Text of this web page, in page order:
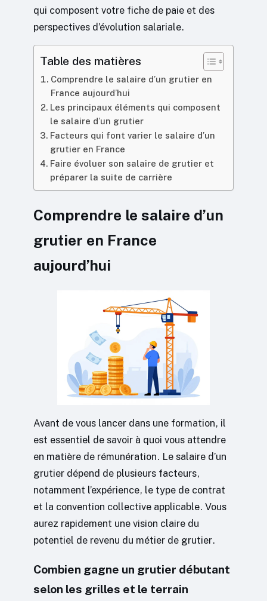
qui composent votre fiche de paie et des
perspectives d’évolution salariale.
Table des matières
Comprendre le salaire d’un grutier en
France aujourd’hui
Les principaux éléments qui composent
le salaire d’un grutier
Facteurs qui font varier le salaire d’un
grutier en France
Faire évoluer son salaire de grutier et
préparer la suite de carrière
Comprendre le salaire d’un
grutier en France
aujourd’hui
Avant de vous lancer dans une formation, il
est essentiel de savoir à quoi vous attendre
en matière de rémunération. Le salaire d’un
grutier dépend de plusieurs facteurs,
notamment l’expérience, le type de contrat
et la convention collective applicable. Vous
aurez rapidement une vision claire du
potentiel de revenu du métier de grutier.
Combien gagne un grutier débutant
selon les grilles et le terrain